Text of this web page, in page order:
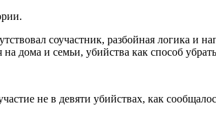
соучастник, разбойная логика и
дома и семьи, убийства как способ
не в девяти убийствах, как